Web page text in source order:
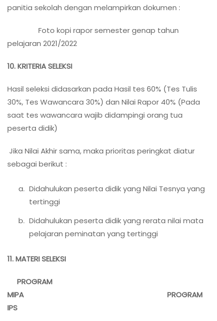
panitia sekolah dengan melampirkan dokumen :
Foto kopi rapor semester genap tahun
pelajaran 2021/2022
10. KRITERIA SELEKSI
Hasil seleksi didasarkan pada Hasil tes 60% (Tes Tulis
30%, Tes Wawancara 30%) dan Nilai Rapor 40% (Pada
saat tes wawancara wajib didampingi orang tua
peserta didik)
Jika Nilai Akhir sama, maka prioritas peringkat diatur
sebagai berikut :
Didahulukan peserta didik yang Nilai Tesnya yang
tertinggi
Didahulukan peserta didik yang rerata nilai mata
pelajaran peminatan yang tertinggi
11. MATERI SELEKSI
PROGRAM
MIPA
PROGRAM
IPS